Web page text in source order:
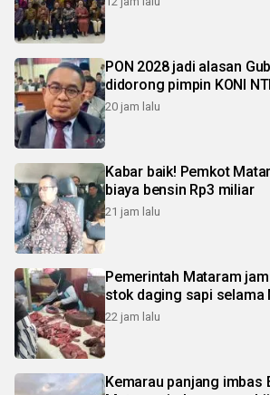
PON 2028 jadi alasan
didorong pimpin KONI
20 jam lalu
Kabar baik! Pemkot
biaya bensin Rp3 miliar
21 jam lalu
Pemerintah Mataram
stok daging sapi selama
22 jam lalu
Kemarau panjang imbas